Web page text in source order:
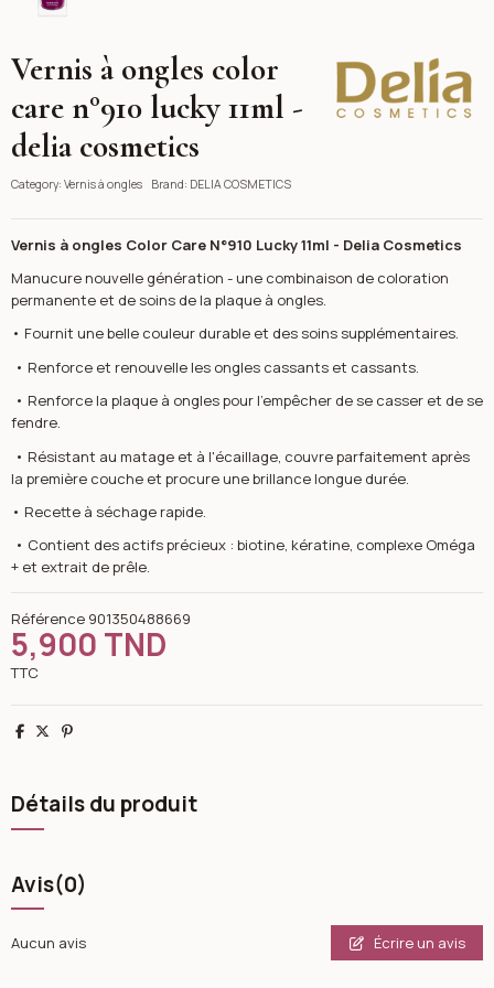
DELIA COSMETICS
Vernis à ongles color
care n°910 lucky 11ml -
delia cosmetics
Category: Vernis à ongles Brand: DELIA COSMETICS
Vernis à ongles Color Care N°910 Lucky 11ml - Delia Cosmetics
Manucure nouvelle génération - une combinaison de coloration
permanente et de soins de la plaque à ongles.
• Fournit une belle couleur durable et des soins supplémentaires.
• Renforce et renouvelle les ongles cassants et cassants.
• Renforce la plaque à ongles pour l'empêcher de se casser et de se
fendre.
• Résistant au matage et à l'écaillage, couvre parfaitement après
la première couche et procure une brillance longue durée.
• Recette à séchage rapide.
• Contient des actifs précieux : biotine, kératine, complexe Oméga
+ et extrait de prêle.
Référence 901350488669
5,900 TND
TTC
Partager
TweetPinterest
Détails du produit
Avis(0)
Aucun avis Écrire un avis